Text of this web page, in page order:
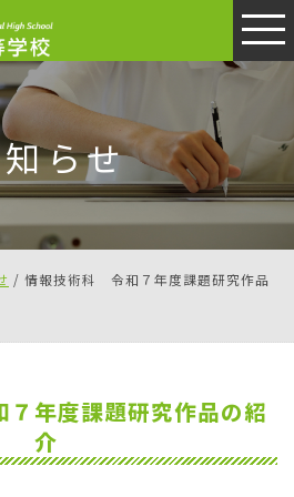
らせ
/ 情報技術科 令和７年度課題研究作品
年度課題研究作品の紹
介